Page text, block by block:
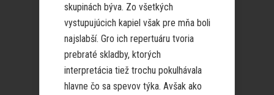
skupinách býva. Zo všetkých
vystupujúcich kapiel však pre mňa boli
najslabší. Gro ich repertuáru tvoria
prebraté skladby, ktorých
interpretácia tiež trochu pokulhávala
hlavne čo sa spevov týka. Avšak ako